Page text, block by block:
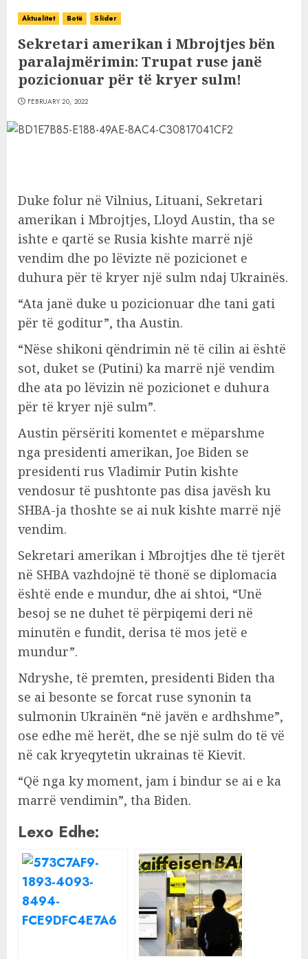
Aktualitet Botë Slider
Sekretari amerikan i Mbrojtjes bën
paralajmërimin: Trupat ruse janë
pozicionuar për të kryer sulm!
FEBRUARY 20, 2022
Duke folur në Vilnius, Lituani, Sekretari
amerikan i Mbrojtjes, Lloyd Austin, tha se
ishte e qartë se Rusia kishte marrë një
vendim dhe po lëvizte në pozicionet e
duhura për të kryer një sulm ndaj Ukrainës.
“Ata janë duke u pozicionuar dhe tani gati
për të goditur”, tha Austin.
“Nëse shikoni qëndrimin në të cilin ai është
sot, duket se (Putini) ka marrë një vendim
dhe ata po lëvizin në pozicionet e duhura
për të kryer një sulm”.
Austin përsëriti komentet e mëparshme
nga presidenti amerikan, Joe Biden se
presidenti rus Vladimir Putin kishte
vendosur të pushtonte pas disa javësh ku
SHBA-ja thoshte se ai nuk kishte marrë një
vendim.
Sekretari amerikan i Mbrojtjes dhe të tjerët
në SHBA vazhdojnë të thonë se diplomacia
është ende e mundur, dhe ai shtoi, “Unë
besoj se ne duhet të përpiqemi deri në
minutën e fundit, derisa të mos jetë e
mundur”.
Ndryshe, të premten, presidenti Biden tha
se ai besonte se forcat ruse synonin ta
sulmonin Ukrainën “në javën e ardhshme”,
ose edhe më herët, dhe se një sulm do të vë
në cak kryeqytetin ukrainas të Kievit.
“Që nga ky moment, jam i bindur se ai e ka
marrë vendimin”, tha Biden.
Lexo Edhe: